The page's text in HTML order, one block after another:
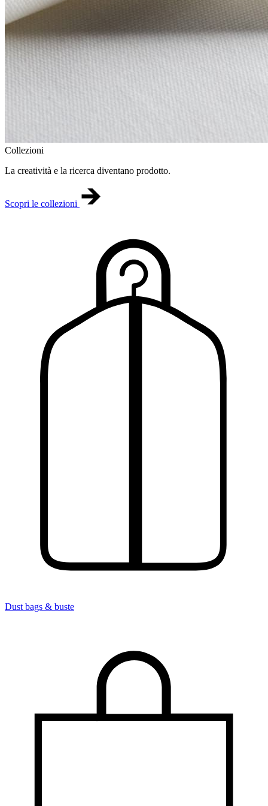
Collezioni
La creatività e la ricerca diventano prodotto.
Scopri le collezioni
Dust bags & buste